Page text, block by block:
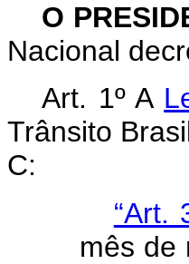
O
Nacional
Art. 1ºA
Trânsito
C:
“Art.
mês de